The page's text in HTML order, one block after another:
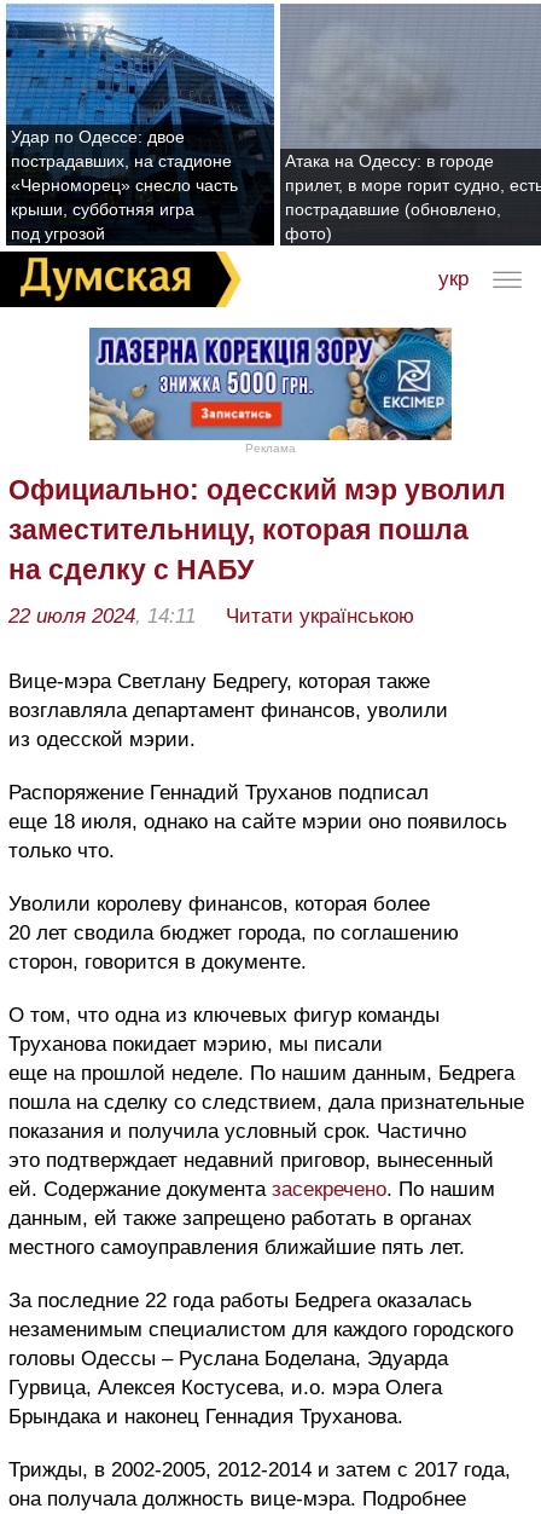
Удар по Одессе: двое
пострадавших, на стадионе
«Черноморец» снесло часть
крыши, субботняя игра
под угрозой
Атака на Одессу: в городе
прилет, в море горит судно,
пострадавшие (обновлено,
фото)
укр
Реклама
Официально: одесский мэр уволил
заместительницу, которая пошла
на сделку с НАБУ
22 июля 2024, 14:11 Читати українською
Вице-мэра Светлану Бедрегу, которая также
возглавляла департамент финансов, уволили
из одесской мэрии.
Распоряжение Геннадий Труханов подписал
еще 18 июля, однако на сайте мэрии оно появилось
только что.
Уволили королеву финансов, которая более
20 лет сводила бюджет города, по соглашению
сторон, говорится в документе.
О том, что одна из ключевых фигур команды
Труханова покидает мэрию, мы писали
еще на прошлой неделе. По нашим данным, Бедрега
пошла на сделку со следствием, дала признательные
показания и получила условный срок. Частично
это подтверждает недавний приговор, вынесенный
ей. Содержание документа засекречено. По нашим
данным, ей также запрещено работать в органах
местного самоуправления ближайшие пять лет.
За последние 22 года работы Бедрега оказалась
незаменимым специалистом для каждого городского
головы Одессы – Руслана Боделана, Эдуарда
Гурвица, Алексея Костусева, и.о. мэра Олега
Брындака и наконец Геннадия Труханова.
Трижды, в 2002-2005, 2012-2014 и затем с 2017 года,
она получала должность вице-мэра. Подробнее